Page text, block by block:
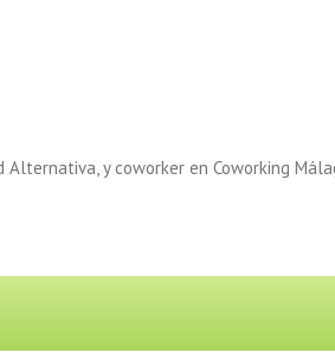
Alternativa, y coworker en Coworking